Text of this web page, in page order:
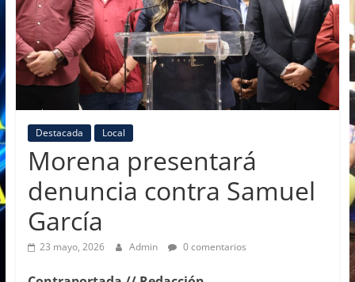
Destacada Local
Morena presentará
denuncia contra Samuel
García
23 mayo, 2026 Admin 0 comentarios